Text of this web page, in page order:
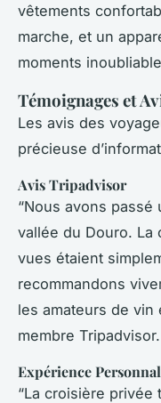
vêtements
marche, et un
moments
Témoignages et
Les avis des
précieuse
Avis Tripadvisor
“Nous avons
vallée du Douro. La
vues étaient
recommandons
les amateurs de vin
membre Tripadvisor.
Expérience
“La croisière privée